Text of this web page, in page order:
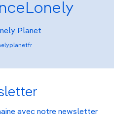
Planet
avec notre newsletter